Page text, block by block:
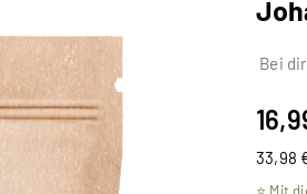
Bei
33,98